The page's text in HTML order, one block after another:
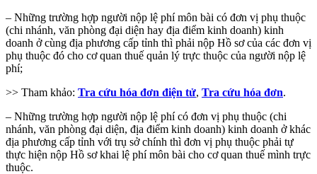
– Những trường hợp người nộp lệ phí môn bài có đơn vị phụ thuộc
(chi nhánh, văn phòng đại diện hay địa điểm kinh doanh) kinh
doanh ở cùng địa phương cấp tỉnh thì phải nộp Hồ sơ của các đơn vị
phụ thuộc đó cho cơ quan thuế quản lý trực thuộc của người nộp lệ
phí;
>> Tham khảo: Tra cứu hóa đơn điện tử, Tra cứu hóa đơn.
– Những trường hợp người nộp lệ phí có đơn vị phụ thuộc (chi
nhánh, văn phòng đại diện, địa điểm kinh doanh) kinh doanh ở khác
địa phương cấp tỉnh với trụ sở chính thì đơn vị phụ thuộc phải tự
thực hiện nộp Hồ sơ khai lệ phí môn bài cho cơ quan thuế mình trực
thuộc.